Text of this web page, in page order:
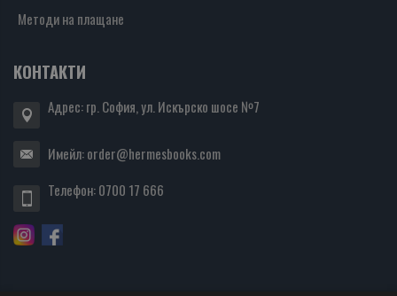
Методи на плащане
КОНТАКТИ
Адрес: гр. София, ул. Искърско шосе №7
Имейл:order@hermesbooks.com
Телефон:0700 17 666